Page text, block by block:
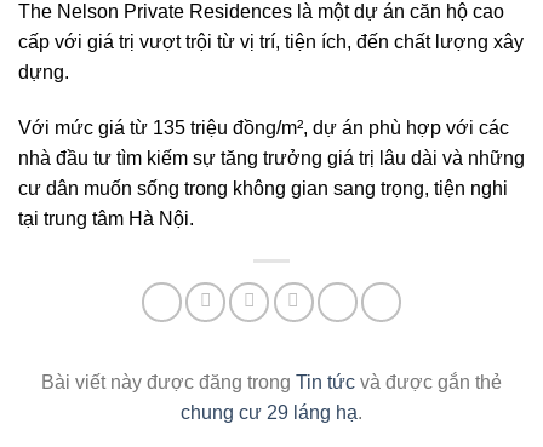
The Nelson Private Residences là một dự án căn hộ cao
cấp với giá trị vượt trội từ vị trí, tiện ích, đến chất lượng xây
dựng.
Với mức giá từ 135 triệu đồng/m², dự án phù hợp với các
nhà đầu tư tìm kiếm sự tăng trưởng giá trị lâu dài và những
cư dân muốn sống trong không gian sang trọng, tiện nghi
tại trung tâm Hà Nội.
Bài viết này được đăng trong Tin tức và được gắn thẻ
chung cư 29 láng hạ.